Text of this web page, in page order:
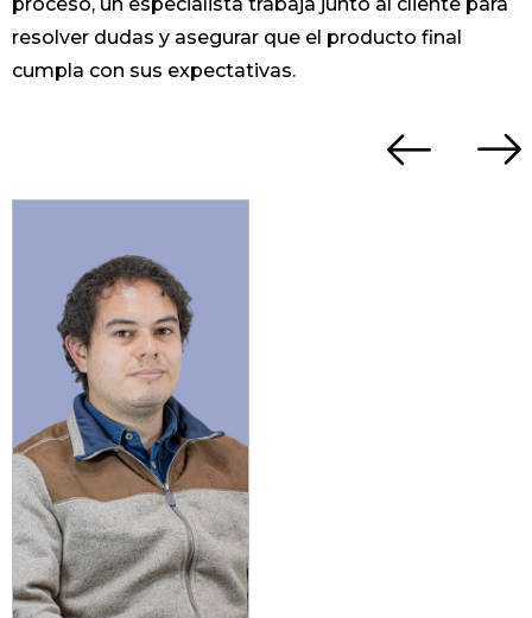
resolver dudas y asegurar que el producto final
cumpla con sus expectativas.